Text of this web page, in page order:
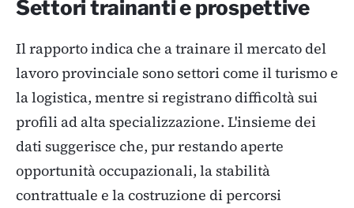
Settori trainanti e prospettive
Il rapporto indica che a trainare il mercato del
lavoro provinciale sono settori come il turismo e
la logistica, mentre si registrano difficoltà sui
profili ad alta specializzazione. L'insieme dei
dati suggerisce che, pur restando aperte
opportunità occupazionali, la stabilità
contrattuale e la costruzione di percorsi